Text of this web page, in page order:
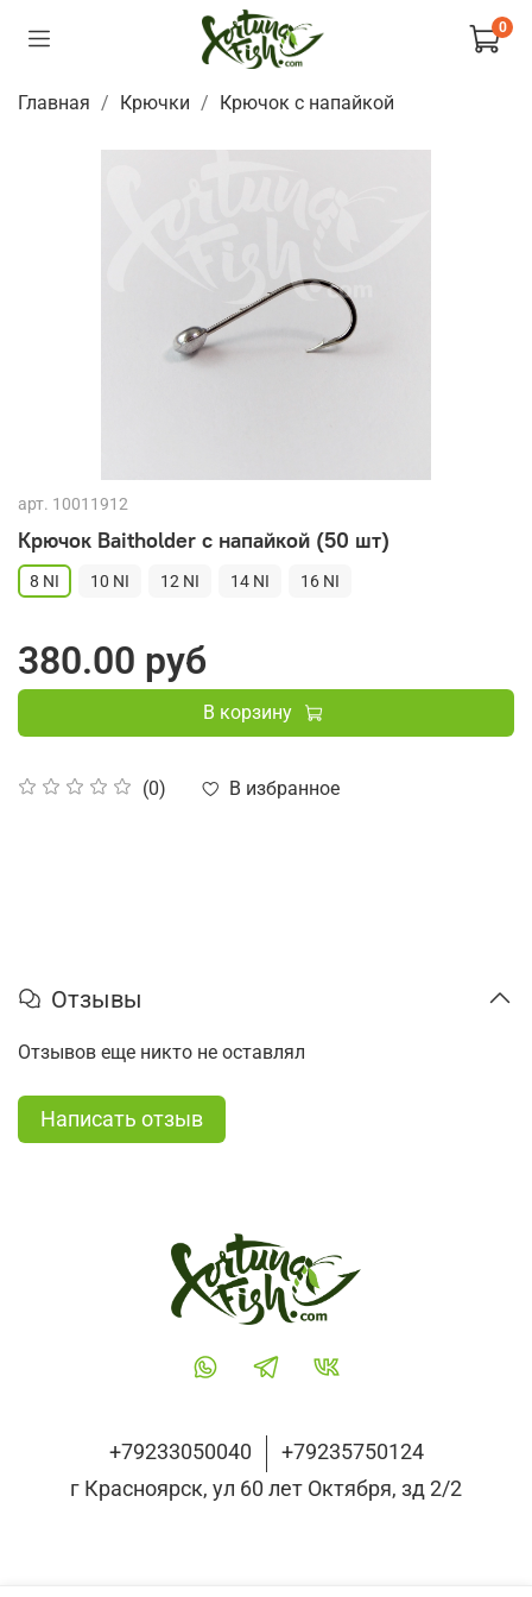
0
Главная Крючки Крючок с напайкой
арт. 10011912
Крючок Baitholder с напайкой (50 шт)
(0) В избранное
8 NI 10 NI 12 NI 14 NI 16 NI
380.00 руб
В корзину
Отзывы
Отзывов еще никто не оставлял
Написать отзыв
+79233050040
+79235750124
г Красноярск, ул 60 лет Октября, зд 2/2